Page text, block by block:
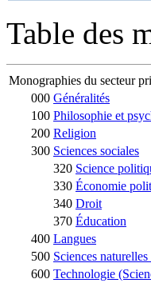
Table des
Monographies du secteur
000 Généralités
100 Philosophie et
200 Religion
300 Sciences sociales
320 Science
330 Économie
340 Droit
370 Éducation
400 Langues
500 Sciences
600 Technologie